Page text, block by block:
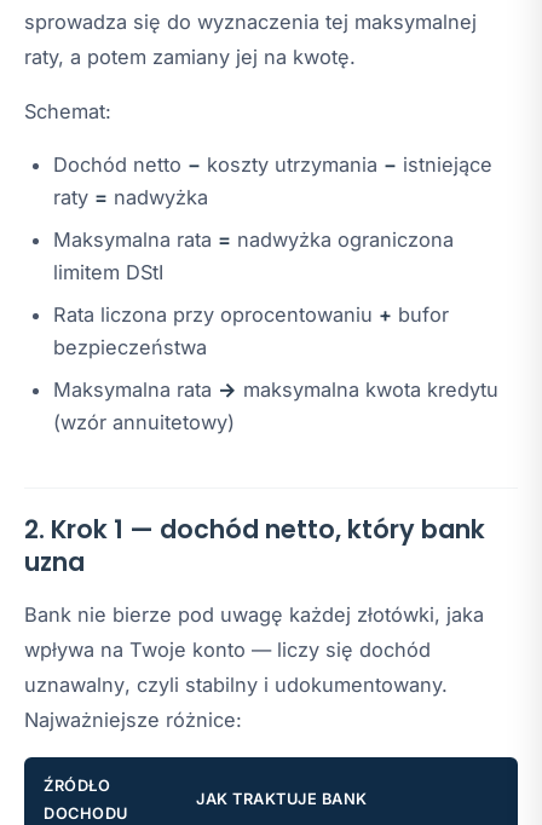
sprowadza się do wyznaczenia tej maksymalnej
raty, a potem zamiany jej na kwotę.
Schemat:
Dochód netto − koszty utrzymania − istniejące
raty = nadwyżka
Maksymalna rata = nadwyżka ograniczona
limitem DStI
Rata liczona przy oprocentowaniu + bufor
bezpieczeństwa
Maksymalna rata → maksymalna kwota kredytu
(wzór annuitetowy)
2. Krok 1 — dochód netto, który bank
uzna
Bank nie bierze pod uwagę każdej złotówki, jaka
wpływa na Twoje konto — liczy się dochód
uznawalny, czyli stabilny i udokumentowany.
Najważniejsze różnice:
ŹRÓDŁO
DOCHODU
JAK TRAKTUJE BANK